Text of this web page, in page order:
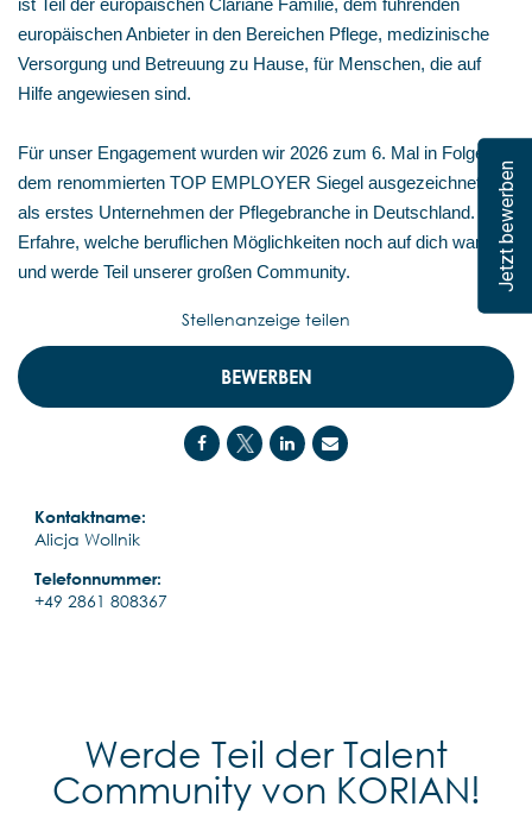
Jetzt bewerben
ist Teil der europäischen Clariane Familie, dem führenden
europäischen Anbieter in den Bereichen Pflege, medizinische
Versorgung und Betreuung zu Hause, für Menschen, die auf
Hilfe angewiesen sind.
Für unser Engagement wurden wir 2026 zum 6. Mal in Folge mit
dem renommierten TOP EMPLOYER Siegel ausgezeichnet –
als erstes Unternehmen der Pflegebranche in Deutschland.
Erfahre, welche beruflichen Möglichkeiten noch auf dich warten,
und werde Teil unserer großen Community.
BEWERBEN
Kontaktname:
Alicja Wollnik
Telefonnummer:
+49 2861 808367
Stellenanzeige teilen
Werde Teil der Talent
Community von KORIAN!